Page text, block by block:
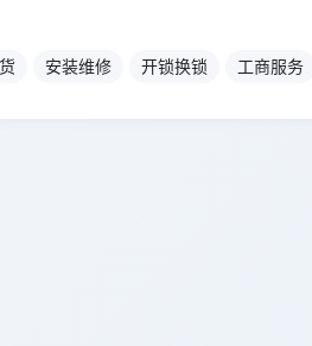
安装维修 开锁换锁 工商服务